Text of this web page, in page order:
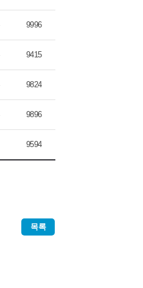
9996
9415
9824
9896
9594
목록